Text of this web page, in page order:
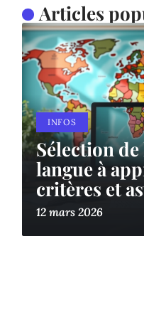
Articles
INFOS
Sélection
langue à
critères et
12 mars 2026